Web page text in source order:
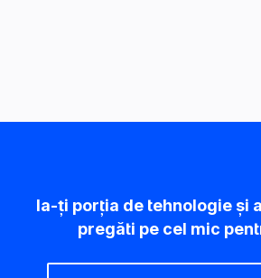
Ia-ți porția de tehnologie și
pregăti pe cel mic